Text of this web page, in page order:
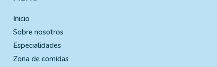
Inicio
Sobre nosotros
Especialidades
Zona de comidas